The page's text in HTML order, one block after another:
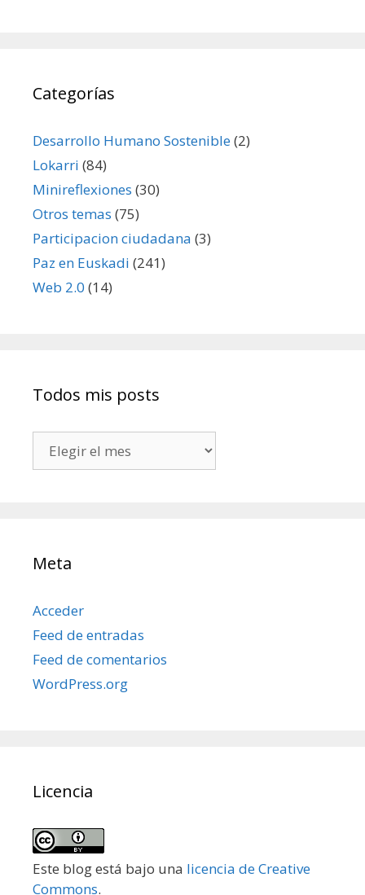
Categorías
Desarrollo Humano Sostenible(2)
Lokarri (84)
Minireflexiones (30)
Otros temas (75)
Participacion ciudadana (3)
Paz en Euskadi (241)
Web 2.0 (14)
Todos mis posts
mis
Meta
Acceder
Feed de entradas
Feed de comentarios
WordPress.org
Licencia
Este blog está bajo una licencia de Creative
Commons.